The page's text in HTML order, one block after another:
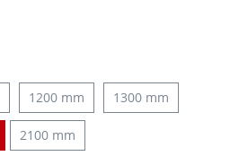
1200 mm 1300 mm
2100 mm